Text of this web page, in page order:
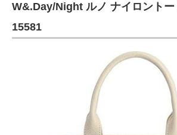
W&.Day/Night ルノ ナイロント
15581